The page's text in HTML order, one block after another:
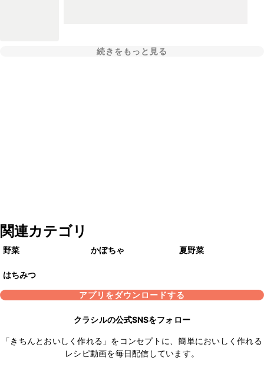
続きをもっと見る
関連カテゴリ
野菜 かぼちゃ 夏野菜
はちみつ
アプリをダウンロードする
クラシルの公式SNSをフォロー
「きちんとおいしく作れる」をコンセプトに、簡単においしく作れる
レシピ動画を毎日配信しています。